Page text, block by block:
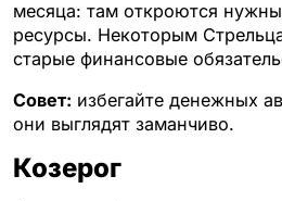
месяца: там откроются
ресурсы. Некоторым
старые финансовые
Совет: избегайте денежных
они выглядят заманчиво.
Козерог